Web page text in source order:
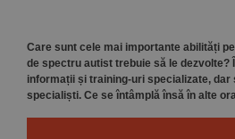
Contact
Care sunt cele mai importante abilități
de spectru autist trebuie să le dezvolte?
informații și training-uri specializate, dar
specialiști. Ce se întâmplă însă în alte